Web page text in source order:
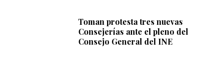
Toman protesta tres nuevas
Consejerías ante el pleno del
Consejo General del INE